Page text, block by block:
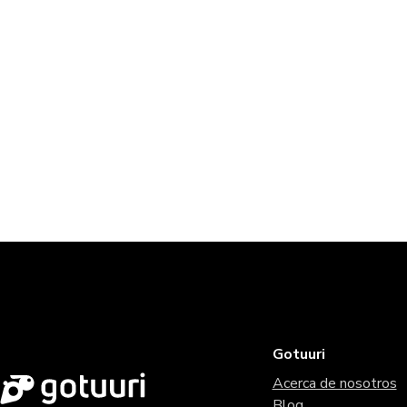
Gotuuri
Acerca de nosotros